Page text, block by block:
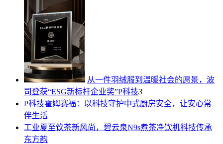
从一件羽绒服到温暖社会的愿景，波
司登获“ESG新标杆企业奖”P科技3
P科技霍姆赛福：以科技守护中式厨房安全，让安心常
伴生活
工业夏至饮茶新风尚，碧云泉N9s煮茶净饮机科技传承
东方韵